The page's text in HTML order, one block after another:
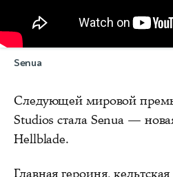
Senua
Следующей мировой
Studios стала Senua —
Hellblade.